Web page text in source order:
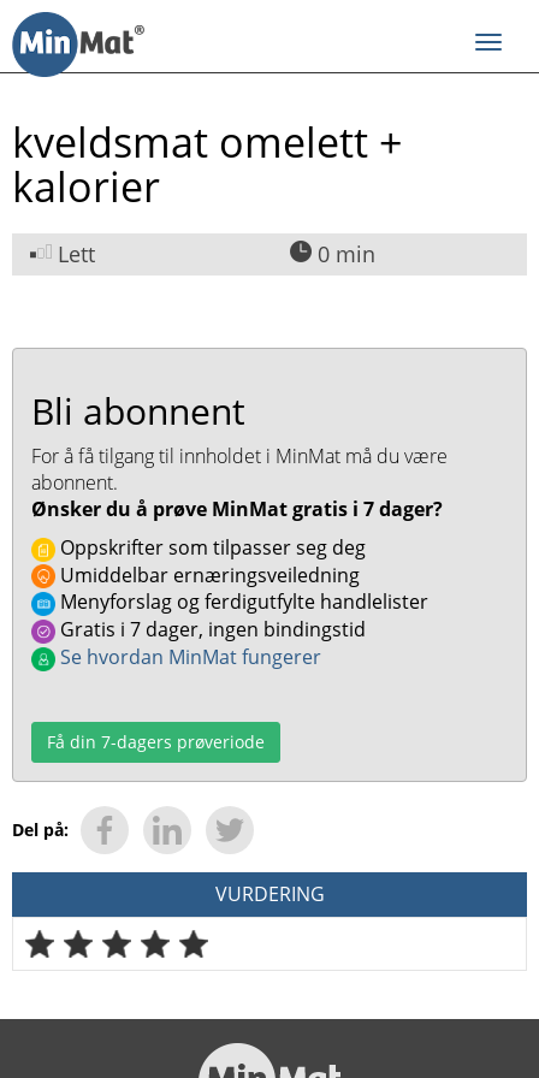
innhold
kveldsmat omelett +
kalorier
Lett 0 min
Bli abonnent
For å få tilgang til innholdet i MinMat må du være
abonnent.
Ønsker du å prøve MinMat gratis i 7 dager?
Oppskrifter som tilpasser seg deg
Umiddelbar ernæringsveiledning
Menyforslag og ferdigutfylte handlelister
Gratis i 7 dager, ingen bindingstid
Se hvordan MinMat fungerer
Få din 7-dagers prøveriode
Del på:
VURDERING